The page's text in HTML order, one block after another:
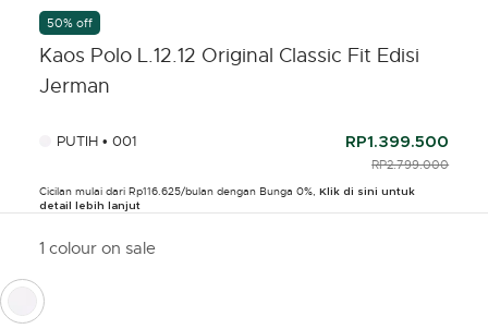
50% off
Kaos Polo L.12.12 Original Classic Fit Edisi
Jerman
PUTIH • 001 RP1.399.500
PRICE REDUCED
RP2.799.000
Cicilan mulai dari Rp116.625/bulan dengan Bunga 0%, Klik di sini untuk
detail lebih lanjut
1 colour on sale